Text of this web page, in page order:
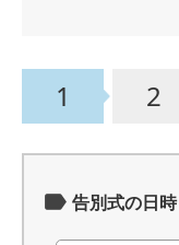
1 2
告別式の日時